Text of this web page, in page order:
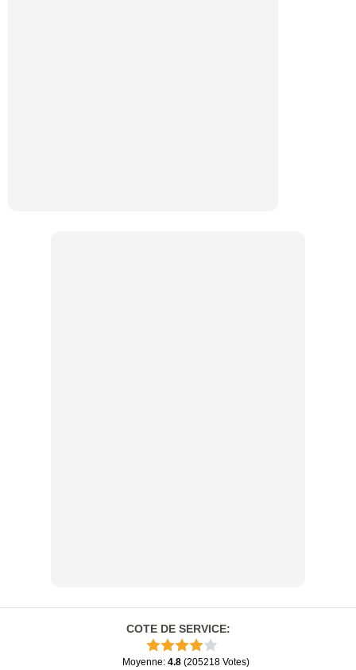
COTE DE SERVICE:
Moyenne: 4.8 (205218 Votes)